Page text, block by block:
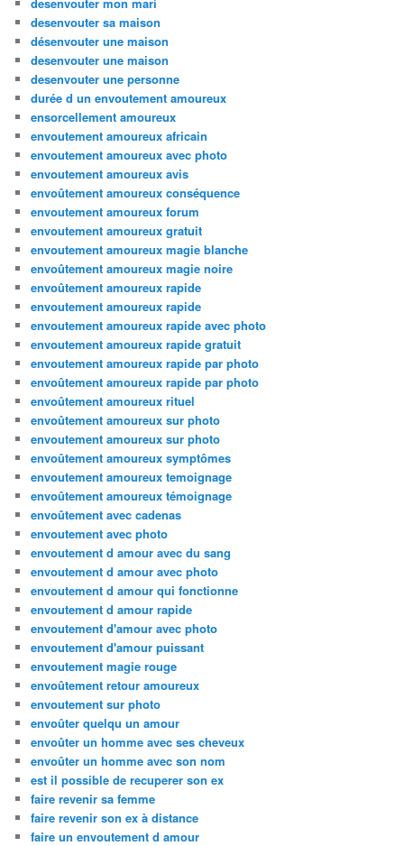
desenvouter sa maison
désenvouter une maison
desenvouter une maison
desenvouter une personne
durée d un envoutement amoureux
ensorcellement amoureux
envoutement amoureux africain
envoutement amoureux avec photo
envoutement amoureux avis
envoûtement amoureux conséquence
envoutement amoureux forum
envoutement amoureux gratuit
envoutement amoureux magie blanche
envoûtement amoureux magie noire
envoûtement amoureux rapide
envoutement amoureux rapide
envoutement amoureux rapide avec photo
envoutement amoureux rapide gratuit
envoutement amoureux rapide par photo
envoûtement amoureux rapide par photo
envoûtement amoureux rituel
envoûtement amoureux sur photo
envoutement amoureux sur photo
envoûtement amoureux symptômes
envoutement amoureux temoignage
envoûtement amoureux témoignage
envoûtement avec cadenas
envoutement avec photo
envoutement d amour avec du sang
envoutement d amour avec photo
envoutement d amour qui fonctionne
envoutement d amour rapide
envoutement d'amour avec photo
envoutement d'amour puissant
envoutement magie rouge
envoûtement retour amoureux
envoutement sur photo
envoûter quelqu un amour
envoûter un homme avec ses cheveux
envoûter un homme avec son nom
est il possible de recuperer son ex
faire revenir sa femme
faire revenir son ex à distance
faire un envoutement d amour